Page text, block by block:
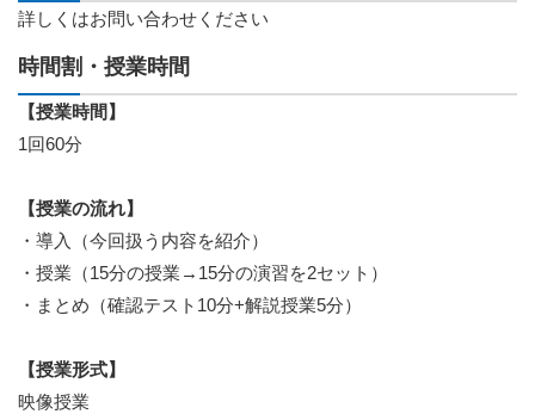
詳しくはお問い合わせください
時間割・授業時間
【授業時間】
1回60分
【授業の流れ】
・導入（今回扱う内容を紹介）
・授業（15分の授業→15分の演習を2セット）
・まとめ（確認テスト10分+解説授業5分）
【授業形式】
映像授業